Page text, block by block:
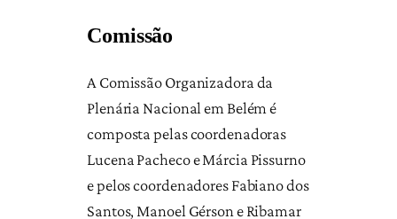
Comissão
A Comissão Organizadora da
Plenária Nacional em Belém é
composta pelas coordenadoras
Lucena Pacheco e Márcia Pissurno
e pelos coordenadores Fabiano dos
Santos, Manoel Gérson e Ribamar